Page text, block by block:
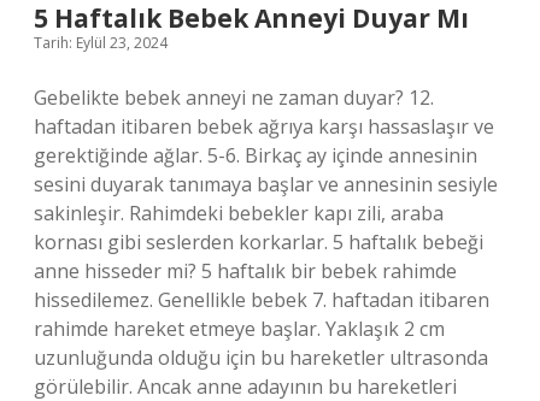
5 Haftalık Bebek Anneyi Duyar Mı
Tarih: Eylül 23, 2024
Gebelikte bebek anneyi ne zaman duyar? 12.
haftadan itibaren bebek ağrıya karşı hassaslaşır ve
gerektiğinde ağlar. 5-6. Birkaç ay içinde annesinin
sesini duyarak tanımaya başlar ve annesinin sesiyle
sakinleşir. Rahimdeki bebekler kapı zili, araba
kornası gibi seslerden korkarlar. 5 haftalık bebeği
anne hisseder mi? 5 haftalık bir bebek rahimde
hissedilemez. Genellikle bebek 7. haftadan itibaren
rahimde hareket etmeye başlar. Yaklaşık 2 cm
uzunluğunda olduğu için bu hareketler ultrasonda
görülebilir. Ancak anne adayının bu hareketleri